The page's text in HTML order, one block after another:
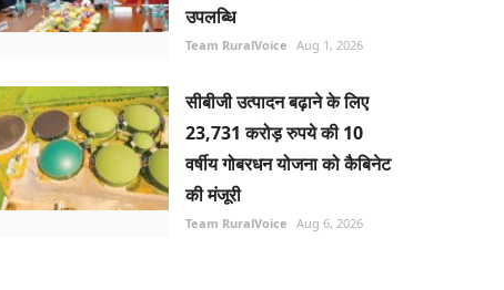
उपलब्धि
Team RuralVoice Aug 1, 2026
सीबीजी उत्पादन बढ़ाने के लिए
23,731 करोड़ रुपये की 10
वर्षीय गोबरधन योजना को कैबिनेट
की मंजूरी
Team RuralVoice Aug 6, 2026